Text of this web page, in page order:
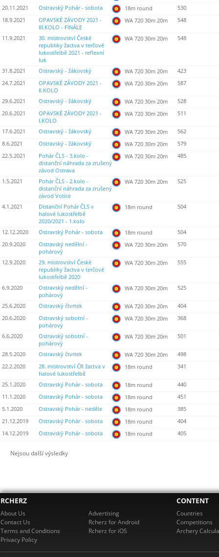
20.11.2021
Ostravský Pohár - sobota 18m round
530
18.9.2021
OPAVSKÉ ZÁVODY 2021 -
III.KOLO - FINÁLE
WA 720 30m 20m 548
11.9.2021
30. mistrovství České
republiky žactva v terčové
lukostřelbě 2021 - reflexní
luk
WA 720 30m 20m 548
31.8.2021 Ostravský - žákovský WA 720 30m 20m
423
24.7.2021
OPAVSKÉ ZÁVODY 2021 -
II.KOLO
WA 720 30m 20m 587
29.6.2021 Ostravský - žákovský WA 720 30m 20m
528
20.6.2021
OPAVSKÉ ZÁVODY 2021 -
I.KOLO
WA 720 30m 20m 511
17.6.2021 Ostravský - žákovský WA 720 30m 20m
562
8.6.2021
Ostravský - žákovský WA 720 30m 20m
579
22.5.2021
Pohár ČLS - 3.kolo -
distanční náhrada za zrušený
závod Ostrava
WA 720 30m 20m 485
1.5.2021
Pohár ČLS - 2.kolo -
distanční náhrada za zrušený
závod Votice
WA 720 30m 20m 525
4.1.2021
Distanční Pohár ČLS v
halové lukostřelbě
2020/2021 - 1.kolo
18m round 504
12.12.2020 Ostravský Pohár - sobota 18m round
504
20.9.2020
Ostravský nedělní -
pohárový
WA 720 30m 20m 570
12.9.2020
29. mistrovství České
republiky žactva v terčové
lukostřelbě 2020
WA 720 30m 20m 555
6.9.2020
Ostravský nedělní -
pohárový
WA 720 30m 20m 525
25.6.2020 Ostravský čtvrtek WA 720 30m 20m
404
20.6.2020
Ostravský sobotní -
pohárový
WA 720 30m 20m 368
6.6.2020
Ostravský sobotní -
pohárový
WA 720 30m 20m 501
28.5.2020 Ostravský čtvrtek WA 720 30m 20m
498
22.2.2020
28. mistrovství ČR žactva v
halové lukostřelbě
18m round 341
25.1.2020 Ostravský Pohár - sobota 18m round
440
11.1.2020
Ostravský Pohár - sobota 18m round
451
5.1.2020
Ostravský Pohár - neděle 18m round
385
21.12.2019
Ostravský Pohár - sobota 18m round
404
14.12.2019
Ostravský Pohár - sobota 18m round 405
Nejsou další výsledky
RCHERZ
About Us
Contact Us
Terms and Conditions
Privacy Policy
Advertising
Rcherz for Android
Rcherz for iOS
CONTENT
Countries
Competitions
Archery